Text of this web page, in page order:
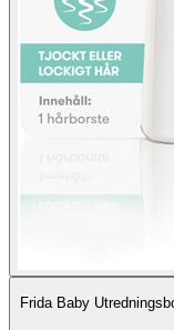
Frida Baby